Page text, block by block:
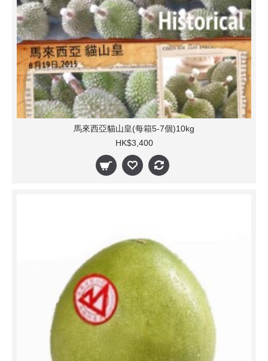
馬來西亞貓山皇(每箱5-7個)10kg
HK$3,400